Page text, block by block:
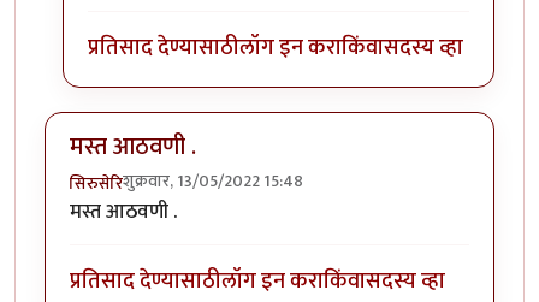
प्रतिसाद देण्यासाठीलॉग इन कराकिंवासदस्य व्हा
मस्त आठवणी .
सिरुसेरिशुक्रवार, 13/05/2022 15:48
मस्त आठवणी .
प्रतिसाद देण्यासाठीलॉग इन कराकिंवासदस्य व्हा